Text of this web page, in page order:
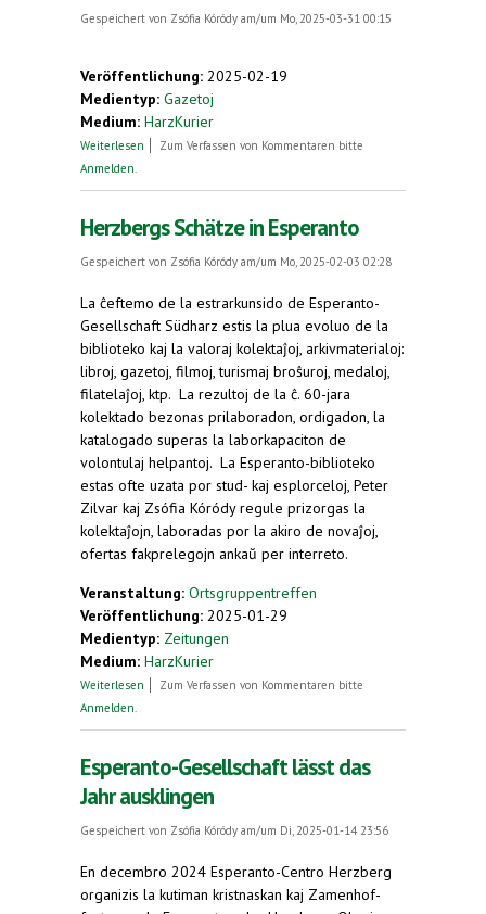
Gespeichert von Zsófia Kóródy am/um Mo, 2025-03-31 00:15
Veröffentlichung: 2025-02-19
Medientyp: Gazetoj
Medium: HarzKurier
Weiterlesen über Max und Moritz mal anders: Esperanto-
Zum Verfassen von Kommentaren bitte
Anmelden
Herzbergs Schätze in Esperanto
Gespeichert von Zsófia Kóródy am/um Mo, 2025-02-03 02:28
La ĉeftemo de la estrarkunsido de Esperanto-
Gesellschaft Südharz estis la plua evoluo de la
biblioteko kaj la valoraj kolektaĵoj, arkivmaterialoj:
libroj, gazetoj, filmoj, turismaj broŝuroj, medaloj,
filatelaĵoj, ktp. La rezultoj de la ĉ. 60-jara
kolektado bezonas prilaboradon, ordigadon, la
katalogado superas la laborkapaciton de
volontulaj helpantoj. La Esperanto-biblioteko
estas ofte uzata por stud- kaj esplorceloj, Peter
Zilvar kaj Zsófia Kóródy regule prizorgas la
kolektaĵojn, laboradas por la akiro de novaĵoj,
ofertas fakprelegojn ankaŭ per interreto.
Veranstaltung: Ortsgruppentreffen
Veröffentlichung: 2025-01-29
Medientyp: Zeitungen
Medium: HarzKurier
Weiterlesen über Herzbergs Schätze in Esperanto
Zum Verfassen von Kommentaren bitte
Anmelden
Esperanto-Gesellschaft lässt das
Jahr ausklingen
Gespeichert von Zsófia Kóródy am/um Di, 2025-01-14 23:56
En decembro 2024 Esperanto-Centro Herzberg
organizis la kutiman kristnaskan kaj Zamenhof-